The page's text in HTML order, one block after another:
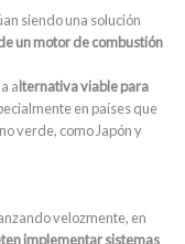
siendo una solución
un motor de combustión
alternativa viable para
en países que
verde, como Japón y
velozmente, en
implementar sistemas